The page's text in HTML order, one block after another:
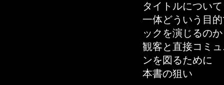
タイトルについて
一体どういう目
ックを演じるのか
観客と直接コミ
ンを図るために
本書の狙い